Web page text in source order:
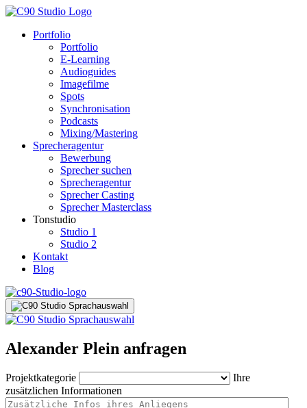
Portfolio
Portfolio
E-Learning
Audioguides
Imagefilme
Spots
Synchronisation
Podcasts
Mixing/Mastering
Sprecheragentur
Bewerbung
Sprecher suchen
Sprecheragentur
Sprecher Casting
Sprecher Masterclass
Tonstudio
Studio 1
Studio 2
Kontakt
Blog
Alexander Plein anfragen
Projektkategorie
Ihre
zusätzlichen Informationen